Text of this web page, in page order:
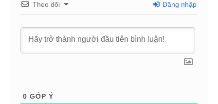
Theo dõi Đăng nhập
0 GÓP Ý